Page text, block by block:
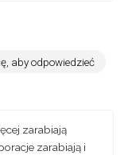
aby odpowiedzieć
zarabiają
zarabiają i